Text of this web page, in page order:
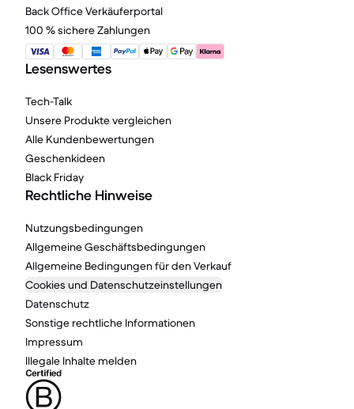
Back Office Verkäuferportal
100 % sichere Zahlungen
Lesenswertes
Tech-Talk
Unsere Produkte vergleichen
Alle Kundenbewertungen
Geschenkideen
Black Friday
Rechtliche Hinweise
Nutzungsbedingungen
Allgemeine Geschäftsbedingungen
Allgemeine Bedingungen für den Verkauf
Cookies und Datenschutzeinstellungen
Datenschutz
Sonstige rechtliche Informationen
Impressum
Illegale Inhalte melden